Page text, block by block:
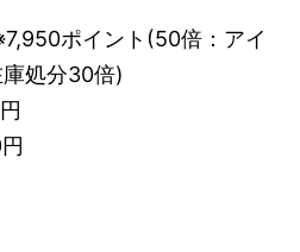
ポイント(50倍：アイ
処分30倍)